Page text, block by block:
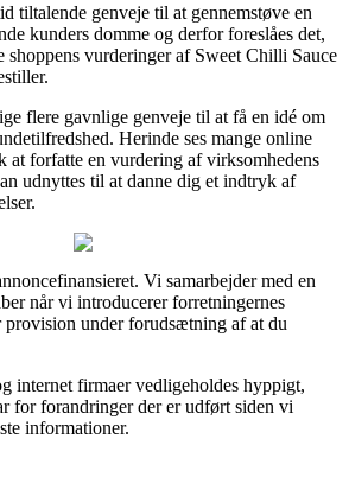
tiltalende genveje til at gennemstøve en
kunders domme og derfor foreslåes det,
shoppens vurderinger af Sweet Chilli Sauce
flere gavnlige genveje til at få en idé om
Herinde ses mange online
at forfatte en vurdering af virksomhedens
udnyttes til at danne dig et indtryk af
Vi samarbejder med en
når vi introducerer forretningernes
provision under forudsætning af at du
internet firmaer vedligeholdes hyppigt,
for forandringer der er udført siden vi
informationer.